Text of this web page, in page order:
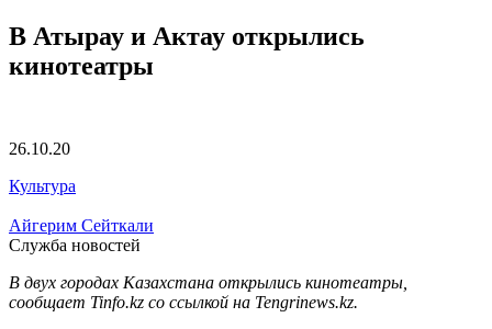
В Атырау и Актау открылись
кинотеатры
26.10.20
Культура
Айгерим Сейткали
Служба новостей
В двух городах Казахстана открылись кинотеатры,
сообщает Tinfo.kz со ссылкой на Tengrinews.kz.